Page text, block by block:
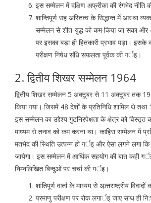
इस सम्मेलन में दक्षिण अफ्रीका की रंगभेद नीति
शान्तिपूर्ण सह अस्तित्व के सिद्धान्त में आस्था
सम्मेलन से शीत-युद्ध को कम किया जा सका और
पर इसका बड़ा ही हितकारी प्रभाव पड़ा।
परीक्षण निषेध संधि सफलता पूर्वक की गर्इ।
2. द्वितीय शिखर सम्मेलन 1964
द्वितीय शिखर सम्मेलन 5 अक्टूबर से 11 अक्टूबर तक
किया गया। जिसमें 48 देशों के प्रतिनिधि शामिल थे तथा
इस सम्मेलन का उद्देश्य गुटनिरपेक्षता के क्षेत्र को
माध्यम से तनाव को कम करना था। काहिरा सम्मेलन में
मतभेद की स्थिति उत्पन्न हो गर्इ और ऐसा लगने लगा
जायेगा। इस सम्मेलन में आर्थिक सहयोग की बात कही
निम्नलिखित बिन्दुओं पर चर्चा की गर्इ।
शांतिपूर्ण वार्ता के माध्यम से अन्र्तराष्ट्रीय
परमाणु परीक्षण पर रोक लगार्इ जाए साथ ही